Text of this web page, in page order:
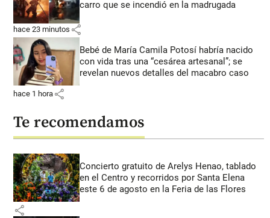
carro que se incendió en la madrugada
hace 23 minutos share
Bebé de María Camila Potosí habría nacido
con vida tras una “cesárea artesanal”; se
revelan nuevos detalles del macabro caso
hace 1 hora share
Te recomendamos
Concierto gratuito de Arelys Henao, tablado
en el Centro y recorridos por Santa Elena
este 6 de agosto en la Feria de las Flores
share